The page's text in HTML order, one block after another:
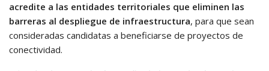
acredite a las entidades territoriales que eliminen las
barreras al despliegue de infraestructura, para que sean
consideradas candidatas a beneficiarse de proyectos de
conectividad.